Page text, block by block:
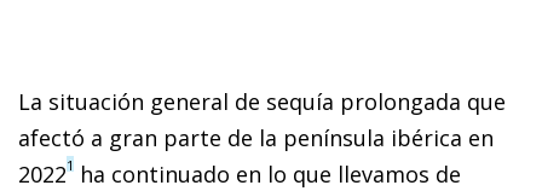
La situación general de sequía prolongada que
afectó a gran parte de la península ibérica en
20221 ha continuado en lo que llevamos de